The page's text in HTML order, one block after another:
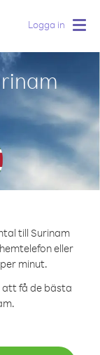
Logga in
till Surinam
eller
minut.
att få de bästa